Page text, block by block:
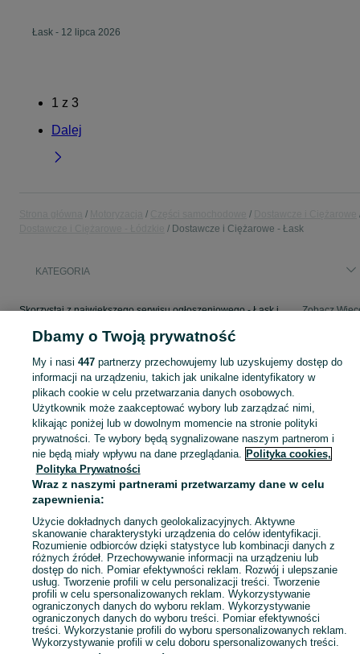
Łask - 12 lipca 2026
1 z 3
Dalej
Dostawcze i Ciężarowe - Łask
KATEGORIA
Skorzystaj z największego serwisu ogłoszeniowego - Łask i okolice! - kupuj lub sprzedawaj jeszcze wygodniej w kategorii Dostawcze i Ciężarowe! Zobacz
Mapa kategorii
Mapa miejscowości
Mapa ministron
Popularne wyszukiwania
Dbamy o Twoją prywatność
My i nasi 447partnerzy przechowujemy lub uzyskujemy dostęp do
informacji na urządzeniu, takich jak unikalne identyfikatory w
plikach cookie w celu przetwarzania danych osobowych.
Użytkownik może zaakceptować wybory lub zarządzać nimi,
klikając poniżej lub w dowolnym momencie na stronie polityki
prywatności. Te wybory będą sygnalizowane naszym partnerom i
nie będą miały wpływu na dane przeglądania. Polityka cookies,
Polityka Prywatności
Wraz z naszymi partnerami przetwarzamy dane w celu
zapewnienia:
Użycie dokładnych danych geolokalizacyjnych. Aktywne
skanowanie charakterystyki urządzenia do celów identyfikacji.
Rozumienie odbiorców dzięki statystyce lub kombinacji danych z
różnych źródeł. Przechowywanie informacji na urządzeniu lub
dostęp do nich. Pomiar efektywności reklam. Rozwój i ulepszanie
usług. Tworzenie profili w celu personalizacji treści. Tworzenie
profili w celu spersonalizowanych reklam. Wykorzystywanie
ograniczonych danych do wyboru reklam. Wykorzystywanie
ograniczonych danych do wyboru treści. Pomiar efektywności
treści. Wykorzystanie profili do wyboru spersonalizowanych reklam.
Wykorzystywanie profili w celu doboru spersonalizowanych treści.